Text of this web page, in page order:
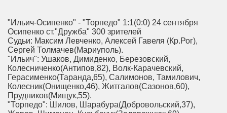
"Ильич-Осипенко" - "Торпедо" 1:1(0:0) 24 сентября
Осипенко ст."Дружба" 300 зрителей
Судьи: Максим Левченко, Алексей Гавеля (Кр.Рог),
Сергей Толмачев(Мариуполь).
"Ильич": Ушаков, Димиденко, Березовский,
Колесниченко(Антипов,82), Волк-Карачевский,
Герасименко(Таранда,65), Салимонов, Тамилович,
Колесник(Онищенко,46), Житгалов(Сазонов,60),
Прудников(Мищук,55).
"Торпедо": Шилов, Шарабура(Добровольский,37),